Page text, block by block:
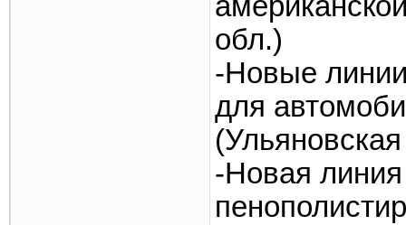
обл.)
-Новые линии
для
-Новая линия